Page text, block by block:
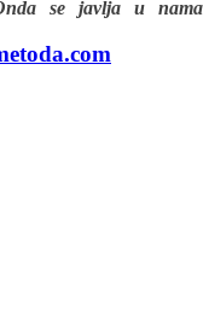
se javlja u nama